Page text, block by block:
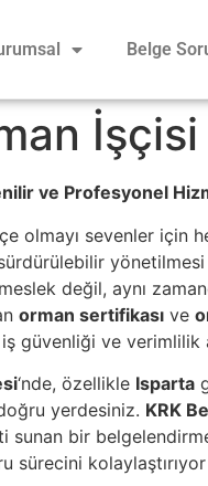
Belge
İşçisi
ve Profesyonel
olmayı sevenler için
değil, aynı
orman sertifikası ve
güvenliği ve verimlilik
‘nde, özellikle Isparta
yerdesiniz. KRK
sunan bir
sürecini